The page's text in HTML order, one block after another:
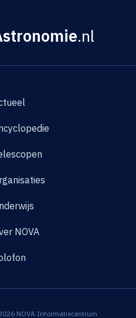
.nl
NOVA
NOVA Informatiecentrum